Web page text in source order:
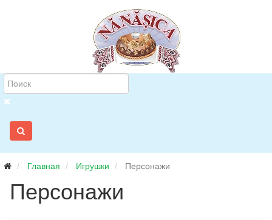
Главная Игрушки Персонажи
Персонажи